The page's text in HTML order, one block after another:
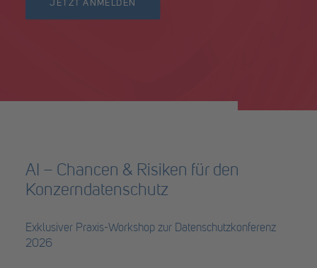
JETZT ANMELDEN
AI – Chancen & Risiken für den
Konzerndatenschutz
Exklusiver Praxis-Workshop zur Datenschutzkonferenz
2026